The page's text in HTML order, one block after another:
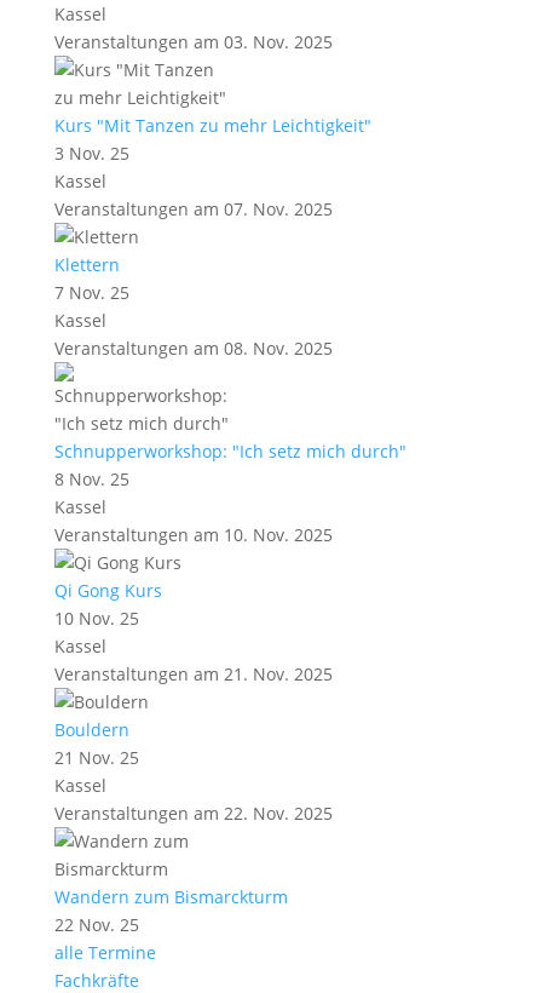
Kassel
Veranstaltungen am 03. Nov. 2025
Kurs "Mit Tanzen zu mehr Leichtigkeit"
3 Nov. 25
Kassel
Veranstaltungen am 07. Nov. 2025
Klettern
7 Nov. 25
Kassel
Veranstaltungen am 08. Nov. 2025
Schnupperworkshop: "Ich setz mich durch"
8 Nov. 25
Kassel
Veranstaltungen am 10. Nov. 2025
Qi Gong Kurs
10 Nov. 25
Kassel
Veranstaltungen am 21. Nov. 2025
Bouldern
21 Nov. 25
Kassel
Veranstaltungen am 22. Nov. 2025
Wandern zum Bismarckturm
22 Nov. 25
alle Termine
Fachkräfte